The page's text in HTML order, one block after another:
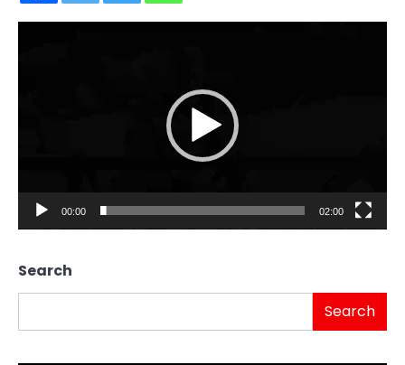
00:00 02:00
Search
Search